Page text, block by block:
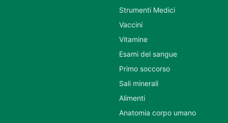
Strumenti Medici
Vaccini
Vitamine
Esami del sangue
Primo soccorso
Sali minerali
Alimenti
Anatomia corpo umano